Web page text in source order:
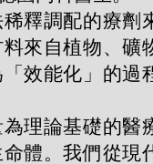
稀釋調配的療劑
來自植物、礦
效能化」的過
為理論基礎的醫
體。我們從現